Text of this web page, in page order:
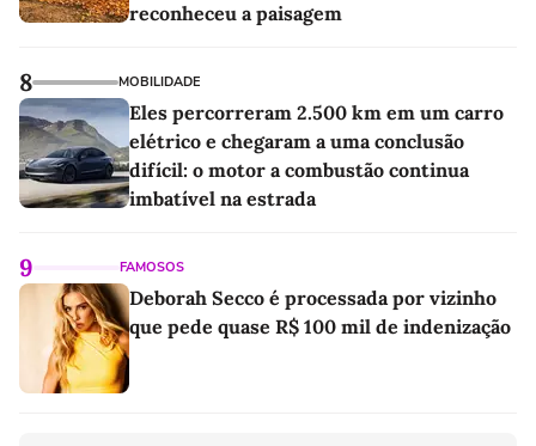
reconheceu a paisagem
8 MOBILIDADE
Eles percorreram 2.500 km em um carro
elétrico e chegaram a uma conclusão
difícil: o motor a combustão continua
imbatível na estrada
9 FAMOSOS
Deborah Secco é processada por vizinho
que pede quase R$ 100 mil de indenização